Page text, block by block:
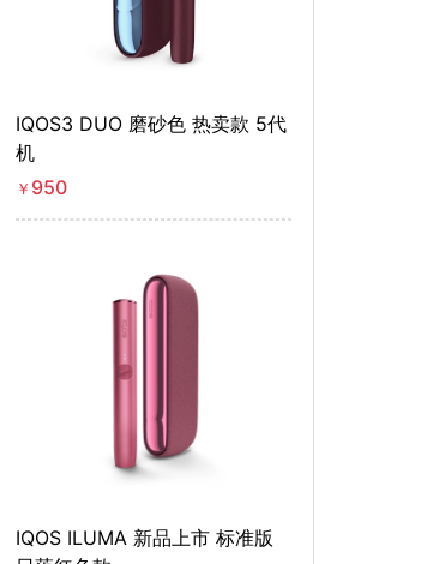
IQOS3 DUO 磨砂色 热卖款 5代
机
￥ 950
IQOS ILUMA 新品上市 标准版